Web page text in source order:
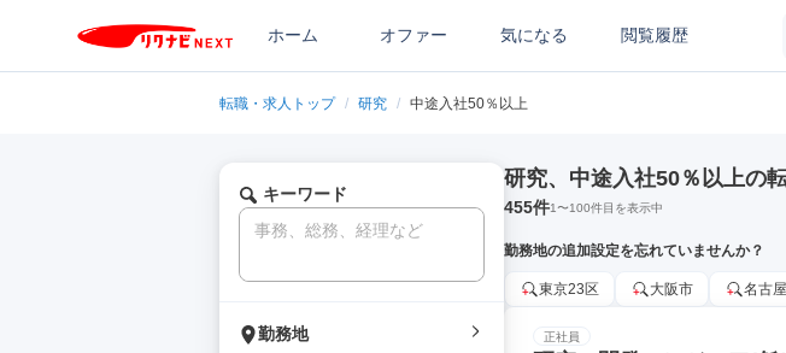
ホーム オファー 気になる 閲覧履歴
転職・求人トップ / 研究 / 中途入社50％以上
キーワード
勤務地
研究、中途入社50％以上の
455件1〜100件目を表示中
勤務地の追加設定を忘れていませんか？
東京23区 大阪市 名古
正社員